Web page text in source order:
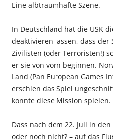
Eine albtraumhafte Szene.
In Deutschland hat die USK
deaktivieren lassen, dass
Zivilisten (oder Terroristen!)
er sie von vorn beginnen.
Land (Pan European Games
erschien das Spiel
konnte diese Mission spielen.
Dass nach dem 22. Juli in
oder noch nicht? – auf das